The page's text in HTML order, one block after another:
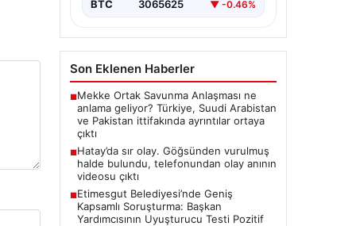
BTC 3065625 ▼ -0.46%
Son Eklenen Haberler
■Mekke Ortak Savunma Anlaşması ne
anlama geliyor? Türkiye, Suudi Arabistan
ve Pakistan ittifakında ayrıntılar ortaya
çıktı
■Hatay’da sır olay. Göğsünden vurulmuş
halde bulundu, telefonundan olay anının
videosu çıktı
■Etimesgut Belediyesi’nde Geniş
Kapsamlı Soruşturma: Başkan
Yardımcısının Uyuşturucu Testi Pozitif